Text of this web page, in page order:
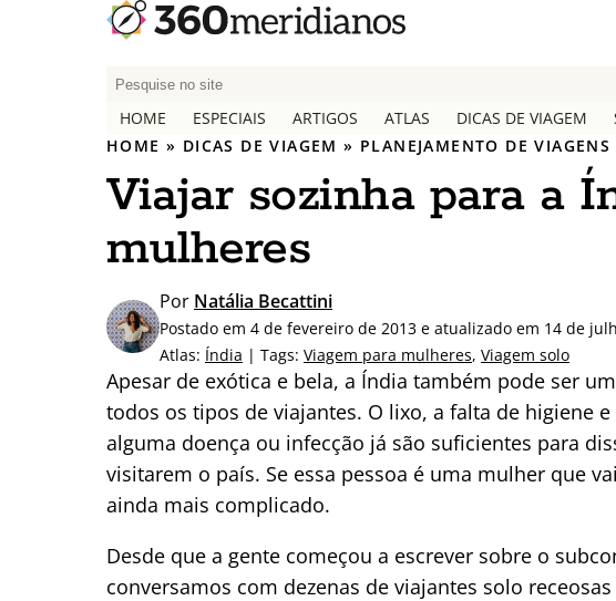
P
q
u
s
a
p
o
r
:
HOME ESPECIAIS ARTIGOS ATLAS DICAS DE VIAGEM
HOME » DICAS DE VIAGEM » PLANEJAMENTO DE VIAGENS
Viajar sozinha para a
mulheres
Por Natália Becattini
Postado em 4 de fevereiro de 2013 e atualizado em 14 de
Atlas: Índia | Tags: Viagem para mulheres, Viagem solo
Apesar de exótica e bela, a Índia também pode ser
todos os tipos de viajantes. O lixo, a falta de higiene
alguma doença ou infecção já são suficientes para
visitarem o país. Se essa pessoa é uma mulher que
ainda mais complicado.
Desde que a gente começou a escrever sobre o
conversamos com dezenas de viajantes solo